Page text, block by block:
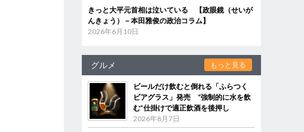
きっと大平元首相は泣いている 【政眼鏡（せいが
んきょう）－本田雅俊の政治コラム】
2026年6月10日
グルメ もっと見る
ビールだけ飲むと倒れる「ふらつく
ビアグラス」発売 “強制的に水を飲
む”仕掛けで適正飲酒を後押し
2026年8月7日